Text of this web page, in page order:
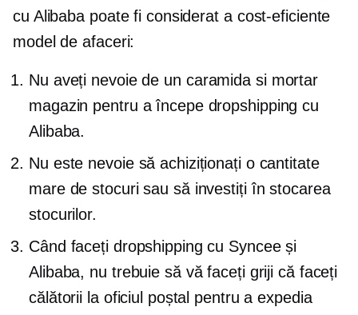
cu Alibaba poate fi considerat a cost-eficiente
model de afaceri:
Nu aveți nevoie de un caramida si mortar
magazin pentru a începe dropshipping cu
Alibaba.
Nu este nevoie să achiziționați o cantitate
mare de stocuri sau să investiți în stocarea
stocurilor.
Când faceți dropshipping cu Syncee și
Alibaba, nu trebuie să vă faceți griji că faceți
călătorii la oficiul poștal pentru a expedia